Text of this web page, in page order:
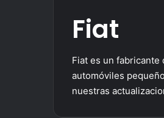
Fiat
Fiat es un fabricante
automóviles
nuestras